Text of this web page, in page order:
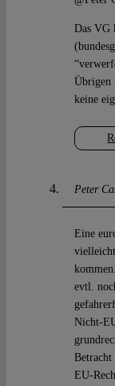
Das VG
Übrigen
keine
Peter
Eine
evtl.
Nicht-
Betracht
EU-